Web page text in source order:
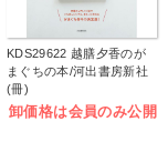
KDS29622 越膳夕香のが
まぐちの本/河出書房新社
(冊)
卸価格は会員のみ公開